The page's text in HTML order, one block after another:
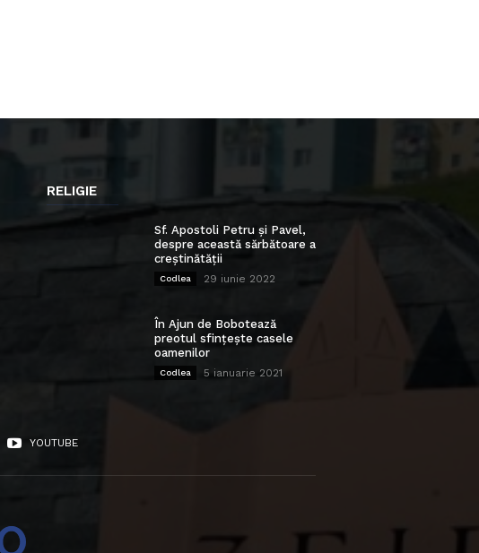
RELIGIE
Sf. Apostoli Petru și Pavel,
despre această sărbătoare a
creștinătății
Codlea 29 iunie 2022
În Ajun de Bobotează
preotul sfințește casele
oamenilor
Codlea 5 ianuarie 2021
YOUTUBE